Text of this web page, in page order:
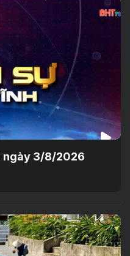
ngày 3/8/2026